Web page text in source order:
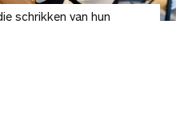
schrikken van hun